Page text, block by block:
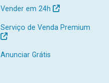
Vender em 24h
Serviço de Venda Premium
Anunciar Grátis